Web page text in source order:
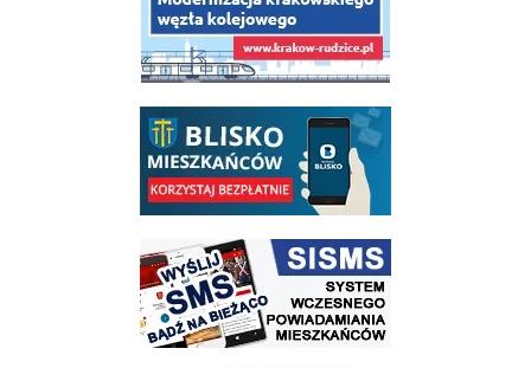
link do opisu aplikacji - BLISKO, Gmina Wieliczka w aplikacji Blisko
link do strony systemu wczesnego ostrzegania mieszkańców SISMS